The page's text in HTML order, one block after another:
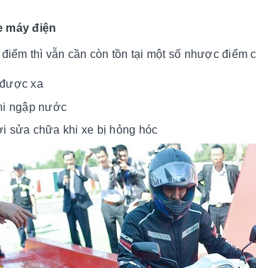
máy điện
thì vẫn cần còn tồn tại một số nhược điểm
xa
ngập nước
sửa chữa khi xe bị hỏng hóc